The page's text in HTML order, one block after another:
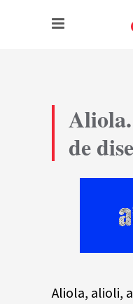
de
Aliola, alioli,